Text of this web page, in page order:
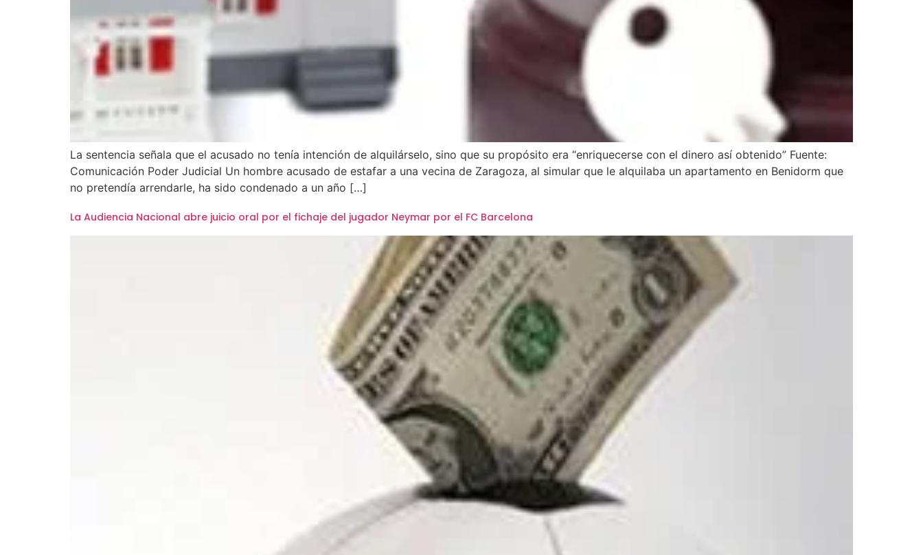
La sentencia señala que el acusado no tenía intención de alquilárselo, sino que su propósito era “enriquecerse con el dinero así obtenido” Fuente:
Comunicación Poder Judicial Un hombre acusado de estafar a una vecina de Zaragoza, al simular que le alquilaba un apartamento en Benidorm que
no pretendía arrendarle, ha sido condenado a un año […]
La Audiencia Nacional abre juicio oral por el fichaje del jugador Neymar por el FC Barcelona